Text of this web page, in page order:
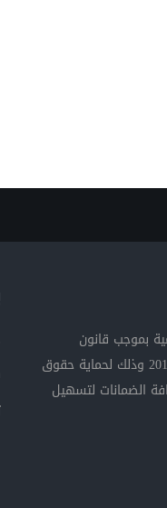
بموجب قانون
الاستثمار المصري رقم (17) لسنة 2015 وذلك لحماية حقوق
الضمانات لتسهيل